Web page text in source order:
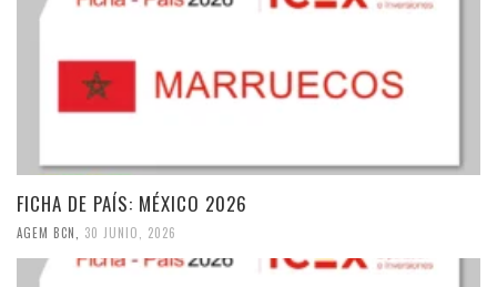
FICHA DE PAÍS: MÉXICO 2026
AGEM BCN 30 JUNIO, 2026